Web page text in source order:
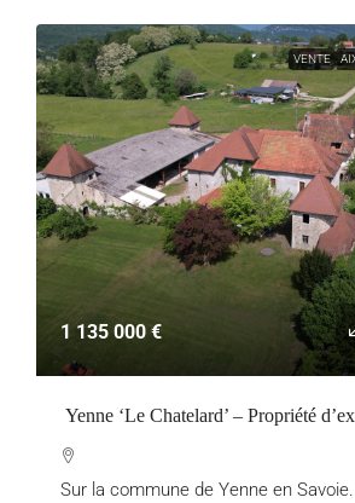
VENTE
1 135 000 €
Yenne ‘Le Chatelard’ – Propriété
Sur la commune de Yenne en